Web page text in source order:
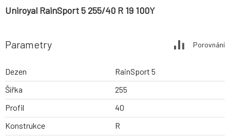
Uniroyal RainSport 5 255/40 R 19 100Y
Parametry Porovnání
Dezen
RainSport 5
Šířka
255
Profil
40
Konstrukce
R